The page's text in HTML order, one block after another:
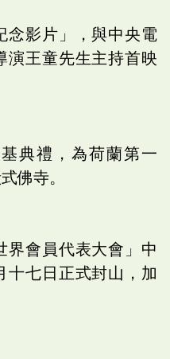
念影片」，與中央電
演王童先生主持首映
典禮，為荷蘭第一
佛寺。
界會員代表大會」中
十七日正式封山，加